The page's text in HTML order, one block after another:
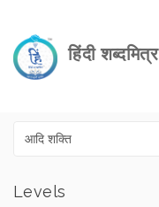
हिंदी शब्दमित्र
Levels